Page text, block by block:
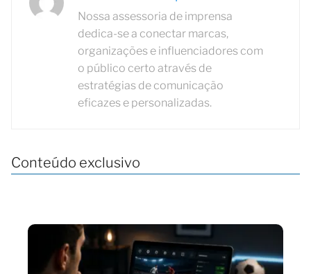
Nossa assessoria de imprensa
dedica-se a conectar marcas,
organizações e influenciadores com
o público certo através de
estratégias de comunicação
eficazes e personalizadas.
Conteúdo exclusivo